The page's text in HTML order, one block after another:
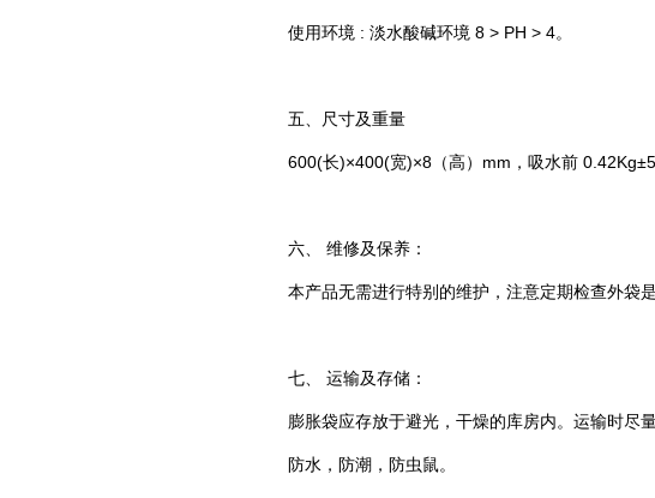
使用环境 : 淡水酸碱环境 8 > PH > 4。
五、尺寸及重量
600(长)×400(宽)×8（高）mm，吸水前
六、 维修及保养：
本产品无需进行特别的维护，注意定期检查外袋
七、 运输及存储：
膨胀袋应存放于避光，干燥的库房内。运输时尽
防水，防潮，防虫鼠。